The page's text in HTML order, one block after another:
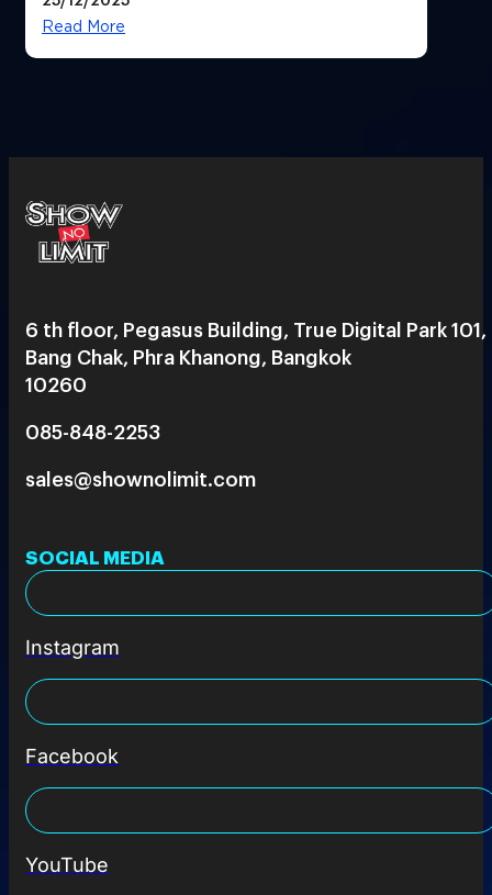
Read More
6 th floor, Pegasus Building, True Digital Park 101,
Bang Chak, Phra Khanong, Bangkok
10260
085-848-2253
sales@shownolimit.com
SOCIAL MEDIA
Instagram
Facebook
YouTube